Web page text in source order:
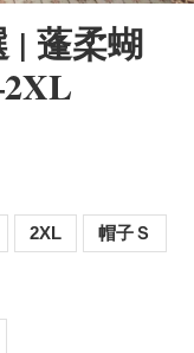
蓬柔蝴
2XL 帽子Ｓ